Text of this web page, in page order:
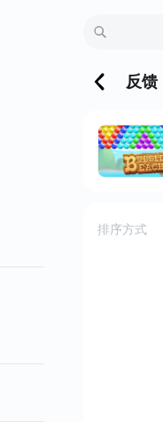
反馈
排序方式